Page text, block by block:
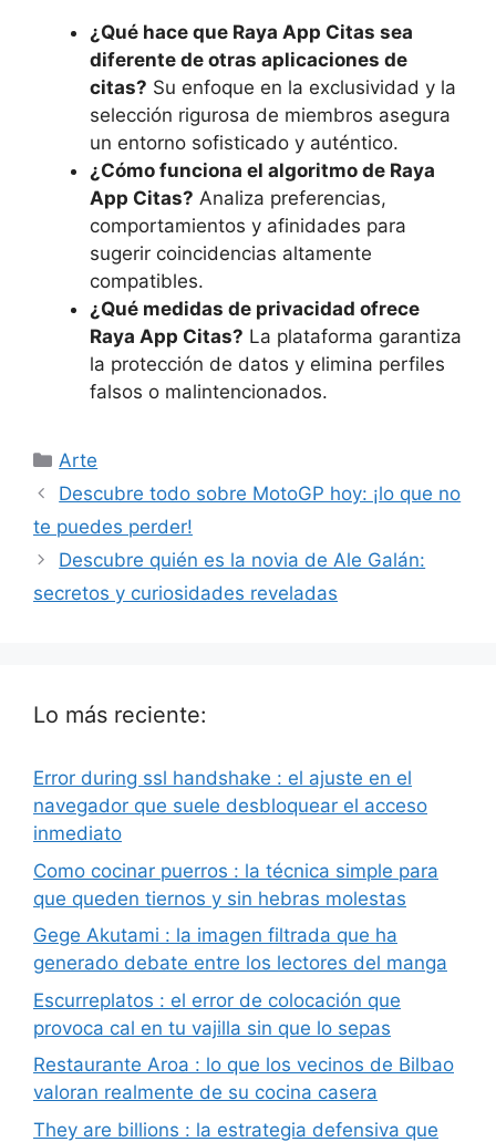
¿Qué hace que Raya App Citas sea
diferente de otras aplicaciones de
citas? Su enfoque en la exclusividad y la
selección rigurosa de miembros asegura
un entorno sofisticado y auténtico.
¿Cómo funciona el algoritmo de Raya
App Citas? Analiza preferencias,
comportamientos y afinidades para
sugerir coincidencias altamente
compatibles.
¿Qué medidas de privacidad ofrece
Raya App Citas? La plataforma garantiza
la protección de datos y elimina perfiles
falsos o malintencionados.
Categorías
Arte
Descubre todo sobre MotoGP hoy: ¡lo que no
te puedes perder!
Descubre quién es la novia de Ale Galán:
secretos y curiosidades reveladas
Lo más reciente:
Error during ssl handshake : el ajuste en el
navegador que suele desbloquear el acceso
inmediato
Como cocinar puerros : la técnica simple para
que queden tiernos y sin hebras molestas
Gege Akutami : la imagen filtrada que ha
generado debate entre los lectores del manga
Escurreplatos : el error de colocación que
provoca cal en tu vajilla sin que lo sepas
Restaurante Aroa : lo que los vecinos de Bilbao
valoran realmente de su cocina casera
They are billions : la estrategia defensiva que